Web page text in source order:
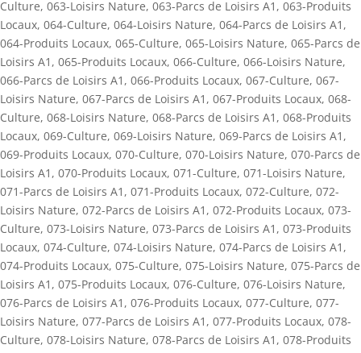
Culture, 063-Loisirs Nature, 063-Parcs de Loisirs A1 , 063-Produits
Locaux, 064-Culture, 064-Loisirs Nature, 064-Parcs de Loisirs A1 ,
064-Produits Locaux, 065-Culture, 065-Loisirs Nature, 065-Parcs de
Loisirs A1 , 065-Produits Locaux, 066-Culture, 066-Loisirs Nature,
066-Parcs de Loisirs A1 , 066-Produits Locaux, 067-Culture, 067-
Loisirs Nature, 067-Parcs de Loisirs A1 , 067-Produits Locaux, 068-
Culture, 068-Loisirs Nature, 068-Parcs de Loisirs A1 , 068-Produits
Locaux, 069-Culture, 069-Loisirs Nature, 069-Parcs de Loisirs A1 ,
069-Produits Locaux, 070-Culture, 070-Loisirs Nature, 070-Parcs de
Loisirs A1 , 070-Produits Locaux, 071-Culture, 071-Loisirs Nature,
071-Parcs de Loisirs A1 , 071-Produits Locaux, 072-Culture, 072-
Loisirs Nature, 072-Parcs de Loisirs A1 , 072-Produits Locaux, 073-
Culture, 073-Loisirs Nature, 073-Parcs de Loisirs A1 , 073-Produits
Locaux, 074-Culture, 074-Loisirs Nature, 074-Parcs de Loisirs A1 ,
074-Produits Locaux, 075-Culture, 075-Loisirs Nature, 075-Parcs de
Loisirs A1 , 075-Produits Locaux, 076-Culture, 076-Loisirs Nature,
076-Parcs de Loisirs A1 , 076-Produits Locaux, 077-Culture, 077-
Loisirs Nature, 077-Parcs de Loisirs A1 , 077-Produits Locaux, 078-
Culture, 078-Loisirs Nature, 078-Parcs de Loisirs A1 , 078-Produits